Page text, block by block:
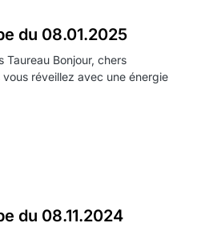
du 08.01.2025
Taureau Bonjour, chers
vous réveillez avec une énergie
du 08.11.2024